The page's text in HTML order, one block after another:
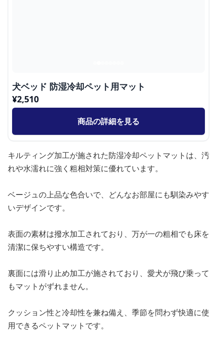
犬ベッド 防湿冷却ペット用マット
¥2,510
商品の詳細を見る
キルティング加工が施された防湿冷却ペットマットは、汚
れや水濡れに強く粗相対策に優れています。
ベージュの上品な色合いで、どんなお部屋にも馴染みやす
いデザインです。
表面の素材は撥水加工されており、万が一の粗相でも床を
清潔に保ちやすい構造です。
裏面には滑り止め加工が施されており、愛犬が飛び乗って
もマットがずれません。
クッション性と冷却性を兼ね備え、季節を問わず快適に使
用できるペットマットです。